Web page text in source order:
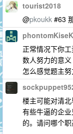
tourist2018
@pkoukk #63
正常情况下你
数人努力的意义
怎么感觉题主
楼主可能对清
有些牛逼的企
的。请问哪个职